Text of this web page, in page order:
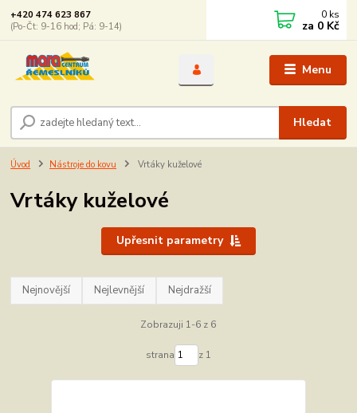
Menu
Hledat
+420 474 623 867
(Po-Čt: 9-16 hod; Pá: 9-14)
0 ks
za 0 Kč
Úvod Nástroje do kovu Vrtáky kuželové
Vrtáky kuželové
Upřesnit parametry
Nejnovější Nejlevnější Nejdražší
Zobrazuji 1-6 z 6
strana z 1